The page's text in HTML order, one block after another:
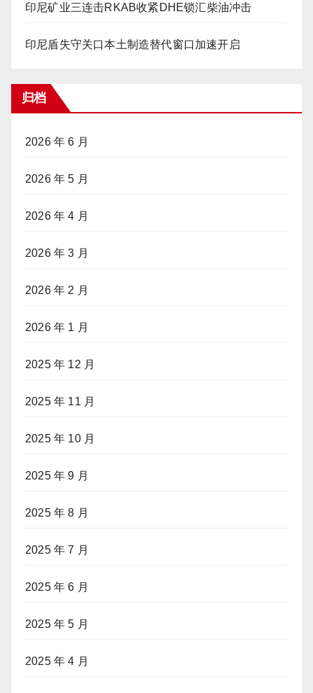
印尼矿业三连击RKAB收紧DHE锁汇柴油冲击
印尼盾失守关口本土制造替代窗口加速开启
归档
2026 年 6 月
2026 年 5 月
2026 年 4 月
2026 年 3 月
2026 年 2 月
2026 年 1 月
2025 年 12 月
2025 年 11 月
2025 年 10 月
2025 年 9 月
2025 年 8 月
2025 年 7 月
2025 年 6 月
2025 年 5 月
2025 年 4 月